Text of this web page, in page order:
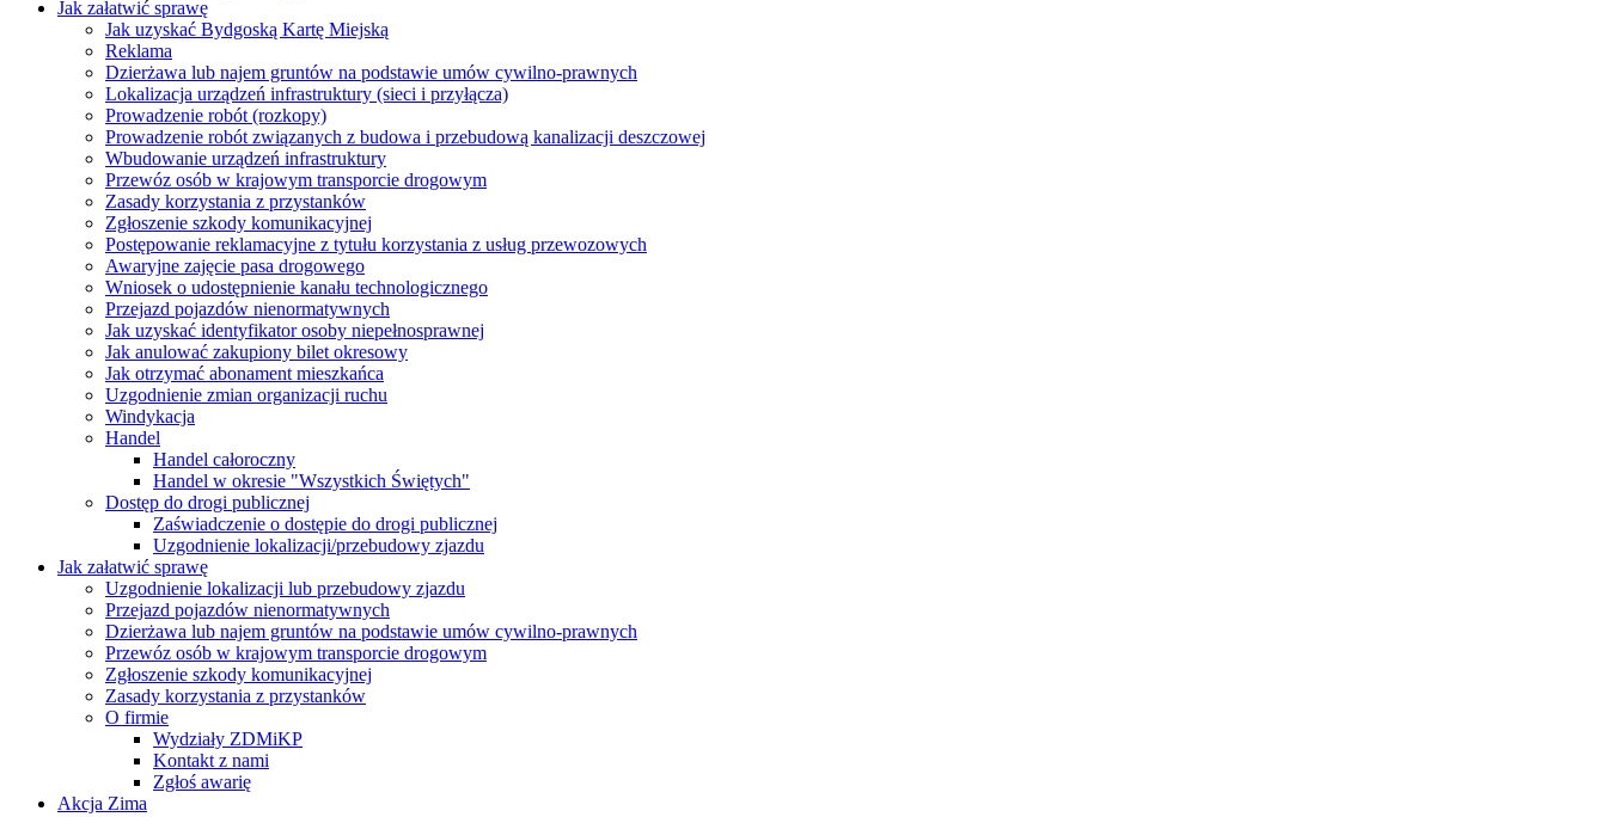
Jak załatwić sprawę
Jak uzyskać Bydgoską Kartę Miejską
Reklama
Dzierżawa lub najem gruntów na podstawie umów cywilno-prawnych
Lokalizacja urządzeń infrastruktury (sieci i przyłącza)
Prowadzenie robót (rozkopy)
Prowadzenie robót związanych z budowa i przebudową kanalizacji deszczowej
Wbudowanie urządzeń infrastruktury
Przewóz osób w krajowym transporcie drogowym
Zasady korzystania z przystanków
Zgłoszenie szkody komunikacyjnej
Postępowanie reklamacyjne z tytułu korzystania z usług przewozowych
Awaryjne zajęcie pasa drogowego
Wniosek o udostępnienie kanału technologicznego
Przejazd pojazdów nienormatywnych
Jak uzyskać identyfikator osoby niepełnosprawnej
Jak anulować zakupiony bilet okresowy
Jak otrzymać abonament mieszkańca
Uzgodnienie zmian organizacji ruchu
Windykacja
Handel
Handel całoroczny
Handel w okresie "Wszystkich Świętych"
Dostęp do drogi publicznej
Zaświadczenie o dostępie do drogi publicznej
Uzgodnienie lokalizacji/przebudowy zjazdu
Jak załatwić sprawę
Uzgodnienie lokalizacji lub przebudowy zjazdu
Przejazd pojazdów nienormatywnych
Dzierżawa lub najem gruntów na podstawie umów cywilno-prawnych
Przewóz osób w krajowym transporcie drogowym
Zgłoszenie szkody komunikacyjnej
Zasady korzystania z przystanków
O firmie
Wydziały ZDMiKP
Kontakt z nami
Zgłoś awarię
Akcja Zima